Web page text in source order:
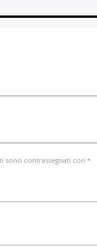
sono contrassegnati con *